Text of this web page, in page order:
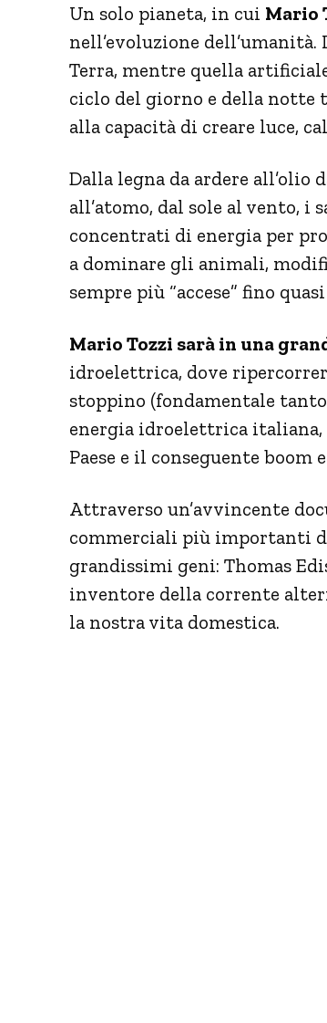
Un solo pianeta, in cui Mario
nell’evoluzione
Terra, mentre quella
ciclo del giorno e della notte
alla capacità di creare luce,
Dalla legna da ardere all’olio
all’atomo, dal sole al vento,
concentrati di energia per
a dominare gli animali,
sempre più “accese” fino
Mario Tozzi sarà in una
idroelettrica, dove
stoppino (fondamentale
energia idroelettrica
Paese e il conseguente
Attraverso un’avvincente
commerciali più importanti
grandissimi geni: Thomas
inventore della corrente
la nostra vita domestica.